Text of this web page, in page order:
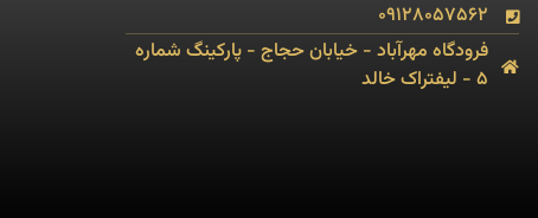
09128057562
فرودگاه مهرآباد - خیابان حجاج - پارکینگ شماره
5 - لیفتراک خالد